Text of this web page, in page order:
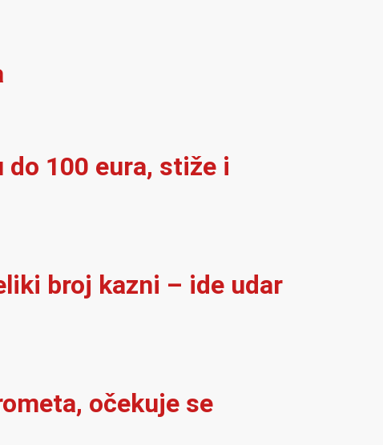
100 eura, stiže i
broj kazni – ide udar
očekuje se